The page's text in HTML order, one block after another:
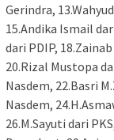
Gerindra,
15.Andika Ismail
dari PDIP,
20.Rizal Mustopa
Nasdem, 22.Basri
Nasdem,
26.M.Sayuti dari